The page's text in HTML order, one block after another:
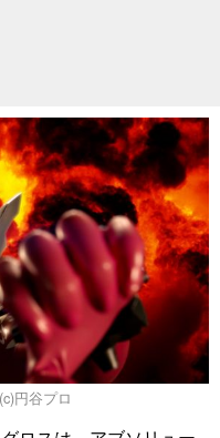
円谷プロ